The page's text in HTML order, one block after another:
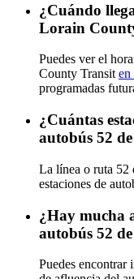
¿Cuándo
Lorain
Puedes ver el
County Transit en
programadas
¿Cuántas
autobús 52
La línea o ruta 52
estaciones de
¿Hay mucha
autobús 52
Puedes encontrar